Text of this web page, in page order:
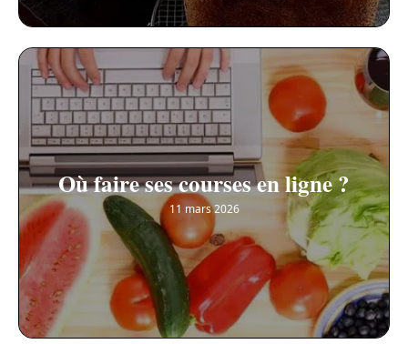
Où faire ses courses en ligne ?
11 mars 2026